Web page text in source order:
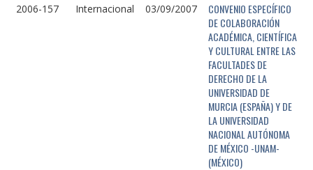
2006-157 Internacional 03/09/2007
CONVENIO ESPECÍFICO
DE COLABORACIÓN
ACADÉMICA, CIENTÍFICA
Y CULTURAL ENTRE LAS
FACULTADES DE
DERECHO DE LA
UNIVERSIDAD DE
MURCIA (ESPAÑA) Y DE
LA UNIVERSIDAD
NACIONAL AUTÓNOMA
DE MÉXICO -UNAM-
(MÉXICO)